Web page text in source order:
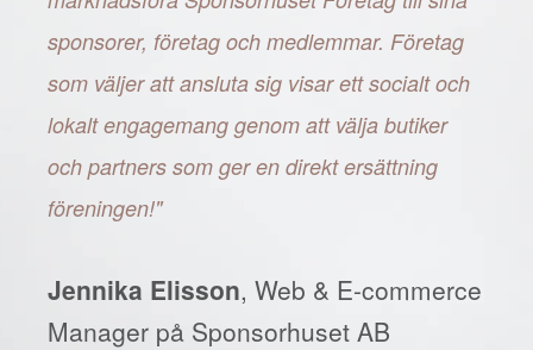
sponsorer, företag och medlemmar. Företag
som väljer att ansluta sig visar ett socialt och
lokalt engagemang genom att välja butiker
och partners som ger en direkt ersättning
föreningen!"
Jennika Elisson, Web & E-commerce
Manager på Sponsorhuset AB